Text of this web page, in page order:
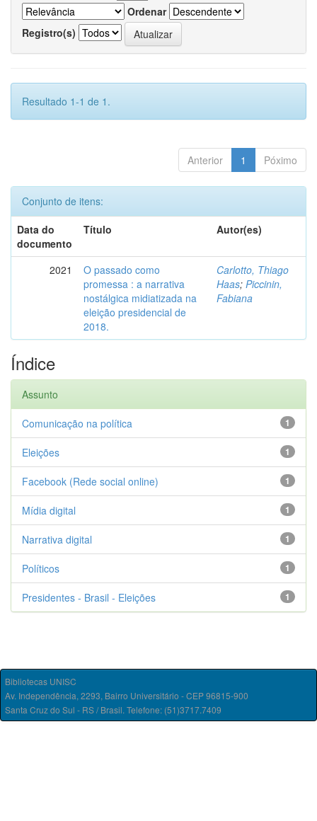
Ordenar
Registro(s)
Resultado 1-1 de 1.
Anterior 1 Póximo
Conjunto de itens:
Data do
documento
Título Autor(es)
2021
O passado como
promessa : a narrativa
nostálgica midiatizada na
eleição presidencial de
2018.
Carlotto, Thiago
Haas; Piccinin,
Fabiana
Índice
Assunto
1
Comunicação na política
1
Eleições
1
Facebook (Rede social online)
1
Mídia digital
1
Narrativa digital
1
Políticos
1
Presidentes - Brasil - Eleições
Bibliotecas UNISC
Av. Independência, 2293, Bairro Universitário - CEP 96815-900
Santa Cruz do Sul - RS / Brasil. Telefone: (51)3717.7409